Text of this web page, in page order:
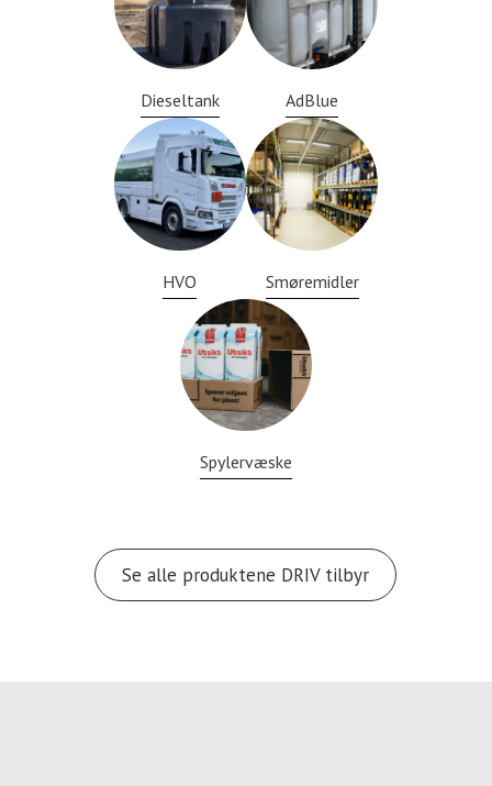
Dieseltank AdBlue
HVO Smøremidler
Spylervæske
Se alle produktene DRIV tilbyr